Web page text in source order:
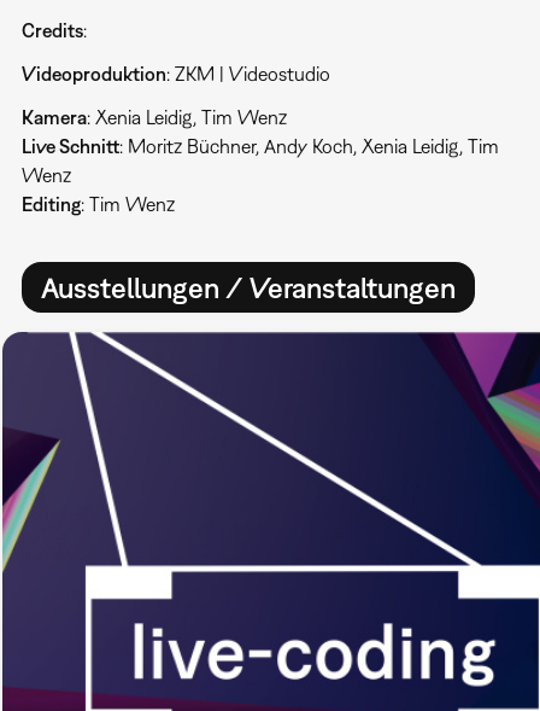
Credits:
Videoproduktion: ZKM | Videostudio
Kamera: Xenia Leidig, Tim Wenz
Live Schnitt: Moritz Büchner, Andy Koch, Xenia Leidig, Tim
Wenz
Editing: Tim Wenz
Ausstellungen / Veranstaltungen